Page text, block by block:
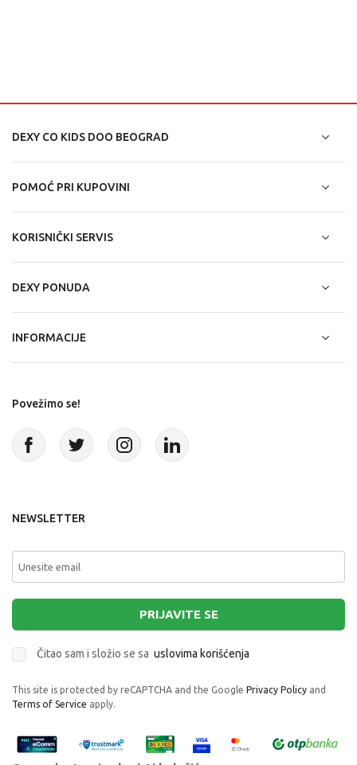
DEXY CO KIDS DOO BEOGRAD
POMOĆ PRI KUPOVINI
KORISNIČKI SERVIS
DEXY PONUDA
INFORMACIJE
Povežimo se!
NEWSLETTER
PRIJAVITE SE
Čitao sam i složio se sa uslovima korišćenja
This site is protected by reCAPTCHA and the Google Privacy Policy and
Terms of Service apply.